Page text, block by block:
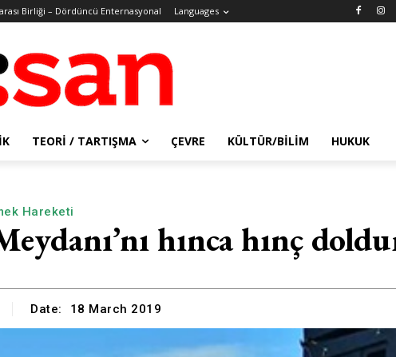
Birliği – Dördüncü Enternasyonal Languages
TEORI / TARTIŞMA ÇEVRE KÜLTÜR/BILIM HUKUK
Hareketi
hınca hınç
Date: 18 March 2019